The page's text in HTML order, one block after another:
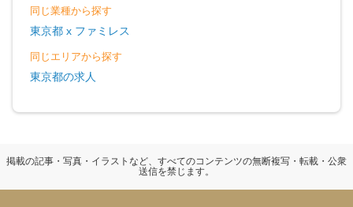
同じ業種から探す
東京都 x ファミレス
同じエリアから探す
東京都の求人
掲載の記事・写真・イラストなど、すべてのコンテンツの無断複写・転載・公衆
送信を禁じます。